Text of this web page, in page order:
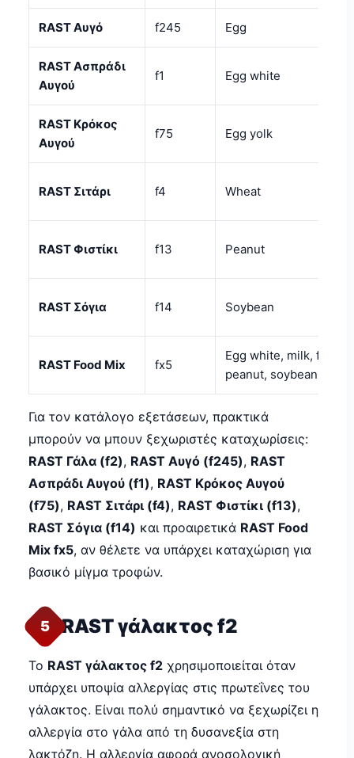
RAST Αυγό f245 Egg
RAST Ασπράδι
Αυγού
f1 Egg white
RAST Κρόκος
Αυγού
f75 Egg yolk
RAST Σιτάρι f4 Wheat
RAST Φιστίκι f13 Peanut
RAST Σόγια f14 Soybean
RAST Food Mix fx5
Egg white, milk, fish,
peanut, soybean
Για τον κατάλογο εξετάσεων, πρακτικά
μπορούν να μπουν ξεχωριστές καταχωρίσεις:
RAST Γάλα (f2), RAST Αυγό (f245), RAST
Ασπράδι Αυγού (f1), RAST Κρόκος Αυγού
(f75), RAST Σιτάρι (f4), RAST Φιστίκι (f13),
RAST Σόγια (f14) και προαιρετικά RAST Food
Mix fx5, αν θέλετε να υπάρχει καταχώριση για
βασικό μίγμα τροφών.
5 RAST γάλακτος f2
Το RAST γάλακτος f2 χρησιμοποιείται όταν
υπάρχει υποψία αλλεργίας στις πρωτεΐνες του
γάλακτος. Είναι πολύ σημαντικό να ξεχωρίζει η
αλλεργία στο γάλα από τη δυσανεξία στη
λακτόζη. Η αλλεργία αφορά ανοσολογική